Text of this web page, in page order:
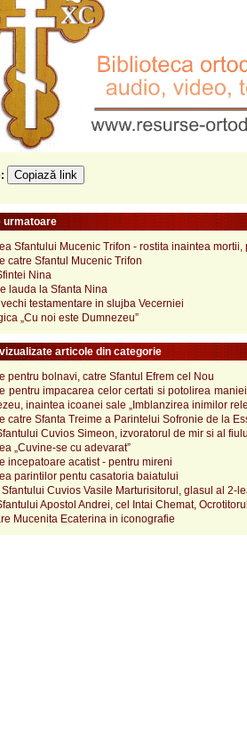
Copiază link
urmatoare
Sfantului Mucenic Trifon - rostita inaintea mortii,
catre Sfantul Mucenic Trifon
Nina
lauda la Sfanta Nina
testamentare in slujba Vecerniei
„Cu noi este Dumnezeu”
articole din categorie
pentru bolnavi, catre Sfantul Efrem cel Nou
pentru impacarea celor certati si potolirea
inaintea icoanei sale „Imblanzirea inimilor
catre Sfanta Treime a Parintelui Sofronie de la
Cuvios Simeon, izvoratorul de mir si al
„Cuvine-se cu adevarat”
incepatoare acatist - pentru mireni
parintilor pentu casatoria baiatului
Cuvios Vasile Marturisitorul, glasul al 2-
Apostol Andrei, cel Intai Chemat,
Mucenita Ecaterina in iconografie